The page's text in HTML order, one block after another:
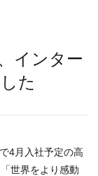
インター
た
4月入社予定の高
世界をより感動